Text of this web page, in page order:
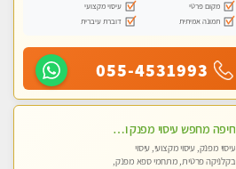
מקום פרטי
עיסוי מקצועי
תמונה אמיתית
דוברת עיברית
055-4531993
חיפה מחפש עיסוי מפנק ומרגיע ?
עיסוי מפנק, עיסוי מקצועי, עיסוי
בקלניקה פרטית, מתחמי ספא מפנק,